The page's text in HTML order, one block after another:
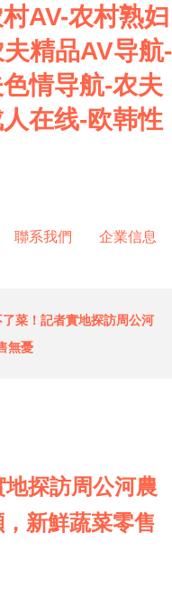
AV-农村熟妇
精品AV导航-
情导航-农夫
在线-欧韩性
聯系我們 企業信息
菜！記者實地探訪周公河
無憂
探訪周公河農
新鮮蔬菜零售